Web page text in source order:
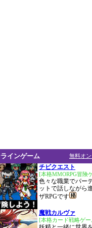
無料オ
インゲーム
チビクエスト
[本格MMORPG冒険
色々な職業でパー
ットで話しながら
ザRPGです
魔戦カルヴァ
[本格カード戦略ゲー